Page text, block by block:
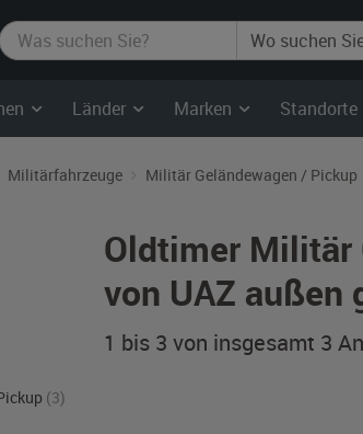
Länder Marken Standorte
Militärfahrzeuge Militär Geländewagen / Pickup
Oldtimer Militär
von UAZ außen
1 bis 3 von insgesamt 3
(3)